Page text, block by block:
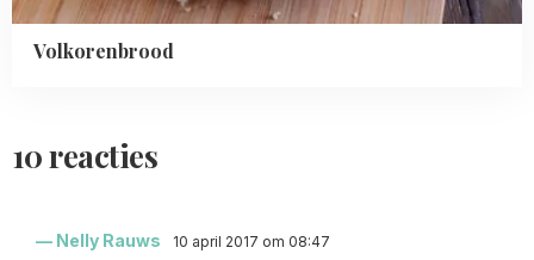
Volkorenbrood
10 reacties
Nelly Rauws 10 april 2017 om 08:47